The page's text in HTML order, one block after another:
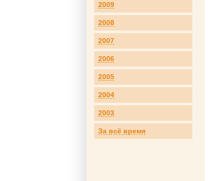
2009
2008
2007
2006
2005
2004
2003
За всё время